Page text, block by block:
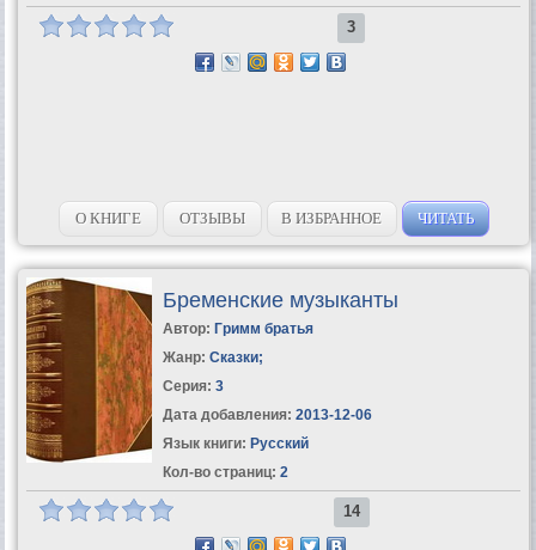
3
О КНИГЕ ОТЗЫВЫ В ИЗБРАННОЕ ЧИТАТЬ
Бременские музыканты
Автор: Гримм братья
Жанр: Сказки;
Серия: 3
Дата добавления: 2013-12-06
Язык книги: Русский
Кол-во страниц: 2
14